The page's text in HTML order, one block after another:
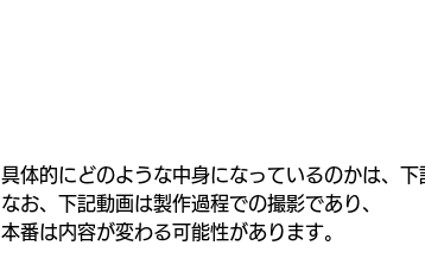
具体的にどのような中身になっているのかは、
なお、下記動画は製作過程での撮影であり、
本番は内容が変わる可能性があります。